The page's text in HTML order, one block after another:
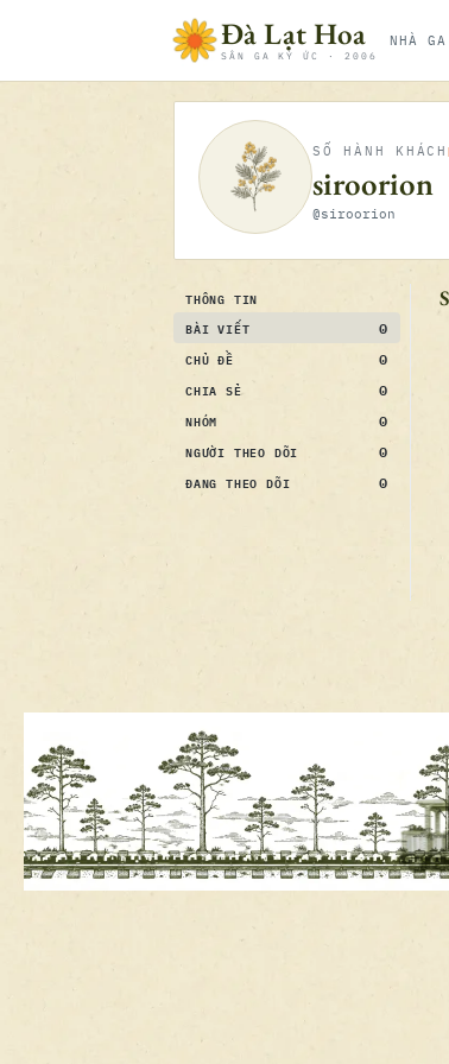
Đà Lạt Hoa
SÂN GA KÝ ỨC · 2006
NHÀ GA
SỐ HÀNH KHÁCH
siroorion
@siroorion
THÔNG TIN
BÀI VIẾT
0
CHỦ ĐỀ 0
CHIA SẺ 0
NHÓM 0
NGƯỜI THEO DÕI 0
ĐANG THEO DÕI 0